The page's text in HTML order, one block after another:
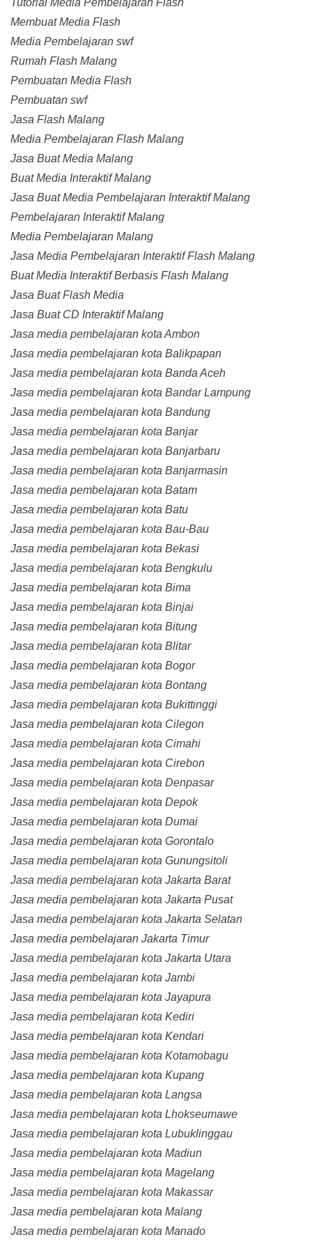
Tutorial Media Pembelajaran Flash
Membuat Media Flash
Media Pembelajaran swf
Rumah Flash Malang
Pembuatan Media Flash
Pembuatan swf
Jasa Flash Malang
Media Pembelajaran Flash Malang
Jasa Buat Media Malang
Buat Media Interaktif Malang
Jasa Buat Media Pembelajaran Interaktif Malang
Pembelajaran Interaktif Malang
Media Pembelajaran Malang
Jasa Media Pembelajaran Interaktif Flash Malang
Buat Media Interaktif Berbasis Flash Malang
Jasa Buat Flash Media
Jasa Buat CD Interaktif Malang
Jasa media pembelajaran kota Ambon
Jasa media pembelajaran kota Balikpapan
Jasa media pembelajaran kota Banda Aceh
Jasa media pembelajaran kota Bandar Lampung
Jasa media pembelajaran kota Bandung
Jasa media pembelajaran kota Banjar
Jasa media pembelajaran kota Banjarbaru
Jasa media pembelajaran kota Banjarmasin
Jasa media pembelajaran kota Batam
Jasa media pembelajaran kota Batu
Jasa media pembelajaran kota Bau-Bau
Jasa media pembelajaran kota Bekasi
Jasa media pembelajaran kota Bengkulu
Jasa media pembelajaran kota Bima
Jasa media pembelajaran kota Binjai
Jasa media pembelajaran kota Bitung
Jasa media pembelajaran kota Blitar
Jasa media pembelajaran kota Bogor
Jasa media pembelajaran kota Bontang
Jasa media pembelajaran kota Bukittinggi
Jasa media pembelajaran kota Cilegon
Jasa media pembelajaran kota Cimahi
Jasa media pembelajaran kota Cirebon
Jasa media pembelajaran kota Denpasar
Jasa media pembelajaran kota Depok
Jasa media pembelajaran kota Dumai
Jasa media pembelajaran kota Gorontalo
Jasa media pembelajaran kota Gunungsitoli
Jasa media pembelajaran kota Jakarta Barat
Jasa media pembelajaran kota Jakarta Pusat
Jasa media pembelajaran kota Jakarta Selatan
Jasa media pembelajaran Jakarta Timur
Jasa media pembelajaran kota Jakarta Utara
Jasa media pembelajaran kota Jambi
Jasa media pembelajaran kota Jayapura
Jasa media pembelajaran kota Kediri
Jasa media pembelajaran kota Kendari
Jasa media pembelajaran kota Kotamobagu
Jasa media pembelajaran kota Kupang
Jasa media pembelajaran kota Langsa
Jasa media pembelajaran kota Lhokseumawe
Jasa media pembelajaran kota Lubuklinggau
Jasa media pembelajaran kota Madiun
Jasa media pembelajaran kota Magelang
Jasa media pembelajaran kota Makassar
Jasa media pembelajaran kota Malang
Jasa media pembelajaran kota Manado